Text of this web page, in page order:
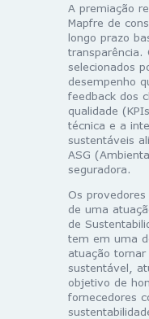
A premiação
Mapfre de
longo prazo
transparência.
selecionados
desempenho
feedback dos
qualidade
técnica e a
sustentáveis
ASG
seguradora.
Os
de uma
de
tem em uma
atuação
sustentável,
objetivo de
fornecedores